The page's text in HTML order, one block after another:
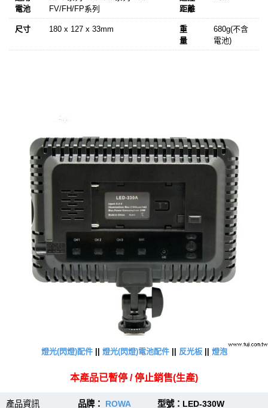
電池
FV/FH/FP系列
距離
尺寸 180 x 127 x 33mm
重
量
680g(不含
電池)
燈光(閃燈)配件|| 燈光(閃燈)電池配件|| 反光板|| 燈泡
本產品已暫停 / 停止銷售(生產)
產品資訊 品牌： ROWA 型號：LED-330W